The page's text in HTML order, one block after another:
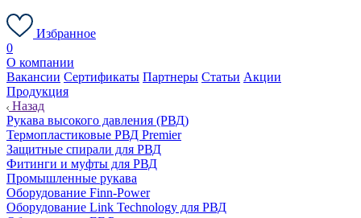
Избранное
0
О компании
Вакансии Сертификаты Партнеры Статьи Акции
Продукция
Назад
Рукава высокого давления (РВД)
Термопластиковые РВД Premier
Защитные спирали для РВД
Фитинги и муфты для РВД
Промышленные рукава
Оборудование Finn-Power
Оборудование Link Technology для РВД